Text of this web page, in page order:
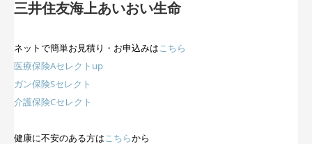
三井住友海上あいおい生命
ネットで簡単お見積り・お申込みはこちら
医療保険Aセレクトup
ガン保険Sセレクト
介護保険Cセレクト
健康に不安のある方はこちらから